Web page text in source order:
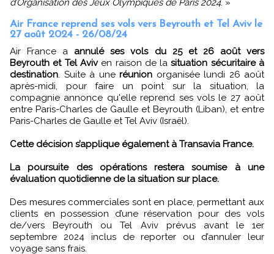
d’Organisation des Jeux Olympiques de Paris 2024. »
Air France reprend ses vols vers Beyrouth et Tel Aviv le
27 août 2024 - 26/08/24
Air France a annulé ses vols du 25 et 26 août vers
Beyrouth et Tel Aviven raison de lasituation sécuritaire à
destination. Suite à une réunion organisée lundi 26 août
après-midi, pour faire un point sur la situation, la
compagnie annonce qu'elle reprend ses vols le 27 août
entre Paris-Charles de Gaulle et Beyrouth (Liban), et entre
Paris-Charles de Gaulle et Tel Aviv (Israël).
Cette décision s’applique également à Transavia France.
La poursuite des opérations restera soumise à une
évaluation quotidienne de la situation sur place.
Des mesures commerciales sont en place, permettant aux
clients en possession d’une réservation pour des vols
de/vers Beyrouth ou Tel Aviv prévus avant le 1er
septembre 2024 inclus de reporter ou d’annuler leur
voyage sans frais.